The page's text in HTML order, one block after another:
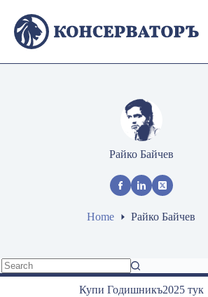
content
Райко Байчев
Home Райко Байчев
No
Купи Годишникъ2025 тук